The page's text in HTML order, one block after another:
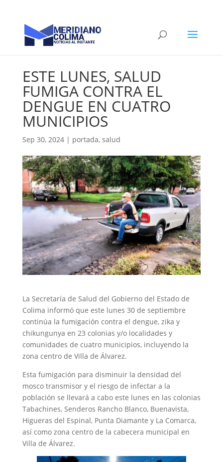
ESTE LUNES, SALUD
FUMIGA CONTRA EL
DENGUE EN CUATRO
MUNICIPIOS
Sep 30, 2024| portada, salud
La Secretaría de Salud del Gobierno del Estado de
Colima informó que este lunes 30 de septiembre
continúa la fumigación contra el dengue, zika y
chikungunya en 23 colonias y/o localidades y
comunidades de cuatro municipios, incluyendo la
zona centro de Villa de Álvarez.
Esta fumigación para disminuir la densidad del
mosco transmisor y el riesgo de infectar a la
población se llevará a cabo este lunes en las colonias
Tabachines, Senderos Rancho Blanco, Buenavista,
Higueras del Espinal, Punta Diamante y La Comarca,
así como zona centro de la cabecera municipal en
Villa de Álvarez.